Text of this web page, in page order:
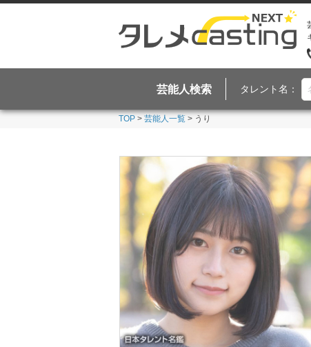
芸能人検索 タレント名：
TOP > 芸能人一覧 > うり